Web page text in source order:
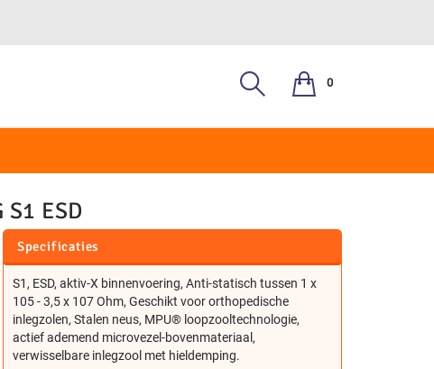
0
S2, S3
S1 ESD
Specificaties
S1, ESD, aktiv-X binnenvoering, Anti-statisch tussen 1 x
105 - 3,5 x 107 Ohm, Geschikt voor orthopedische
inlegzolen, Stalen neus, MPU® loopzooltechnologie,
actief ademend microvezel-bovenmateriaal,
verwisselbare inlegzool met hieldemping.